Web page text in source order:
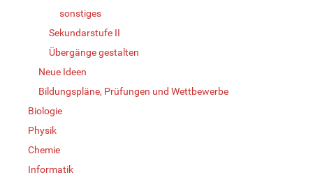
sonstiges
Sekundarstufe II
Übergänge gestalten
Neue Ideen
Bildungspläne, Prüfungen und Wettbewerbe
Biologie
Physik
Chemie
Informatik